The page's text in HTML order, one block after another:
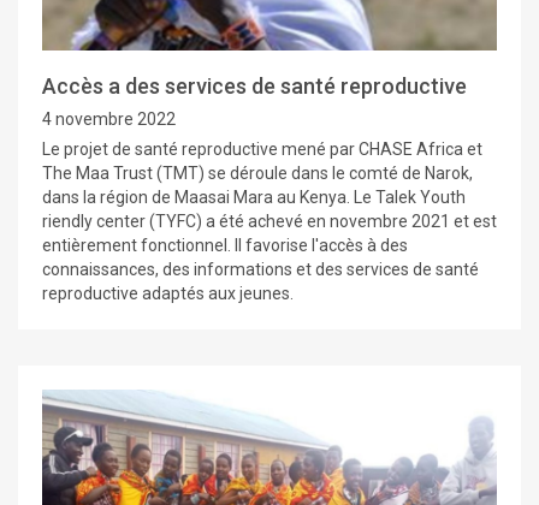
Accès a des services de santé reproductive
4 novembre 2022
Le projet de santé reproductive mené par CHASE Africa et
The Maa Trust (TMT) se déroule dans le comté de Narok,
dans la région de Maasai Mara au Kenya. Le Talek Youth
riendly center (TYFC) a été achevé en novembre 2021 et est
entièrement fonctionnel. Il favorise l'accès à des
connaissances, des informations et des services de santé
reproductive adaptés aux jeunes.